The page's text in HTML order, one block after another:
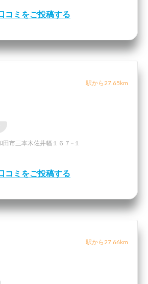
コミをご投稿する
駅から27.65km
市三本木佐井幅１６７−１
コミをご投稿する
駅から27.66km